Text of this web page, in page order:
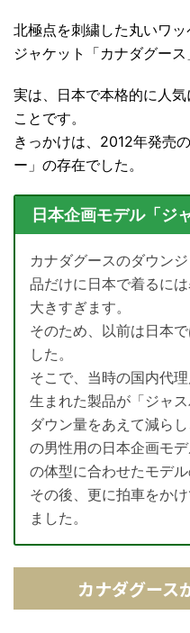
北極点を刺繍した丸いワ
ジャケット
「カナダグース
実は、日本で本格的に人
ことです。
きっかけは、2012年発売
ー 」の存在でした。
日本企画モデル「ジ
カナダグースのダウンジ
品だけに日本で着るに
大きすぎます。
そのため、以前は日本
した。
そこで、当時の国内代
生まれた製品が「ジャ
ダウン量をあえて減ら
の男性用の日本企画モ
の体型に合わせたモデル
その後、更に拍車をか
ました。
カナダグース